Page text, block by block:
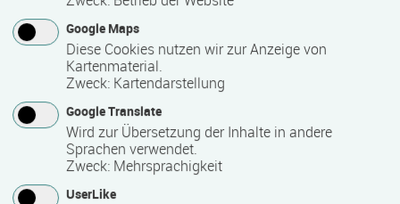
Bemerkungen zum Termin
Individuell
Mindest­teilnehmer­anzahl
Google Maps
Diese Cookies nutzen wir zur Anzeige von
Kartenmaterial.
Zweck: Kartendarstellung
Google Translate
Wird zur Übersetzung der Inhalte in andere
Sprachen verwendet.
Zweck: Mehrsprachigkeit
UserLike